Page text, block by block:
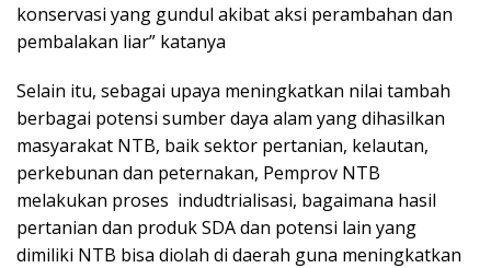
konservasi yang gundul akibat aksi perambahan dan
pembalakan liar” katanya
Selain itu, sebagai upaya meningkatkan nilai tambah
berbagai potensi sumber daya alam yang dihasilkan
masyarakat NTB, baik sektor pertanian, kelautan,
perkebunan dan peternakan, Pemprov NTB
melakukan proses indudtrialisasi, bagaimana hasil
pertanian dan produk SDA dan potensi lain yang
dimiliki NTB bisa diolah di daerah guna meningkatkan